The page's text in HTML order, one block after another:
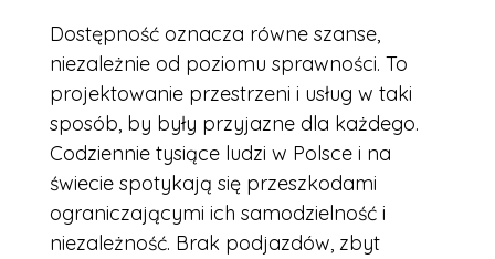
Dostępność oznacza równe szanse,
niezależnie od poziomu sprawności. To
projektowanie przestrzeni i usług w taki
sposób, by były przyjazne dla każdego.
Codziennie tysiące ludzi w Polsce i na
świecie spotykają się przeszkodami
ograniczającymi ich samodzielność i
niezależność. Brak podjazdów, zbyt